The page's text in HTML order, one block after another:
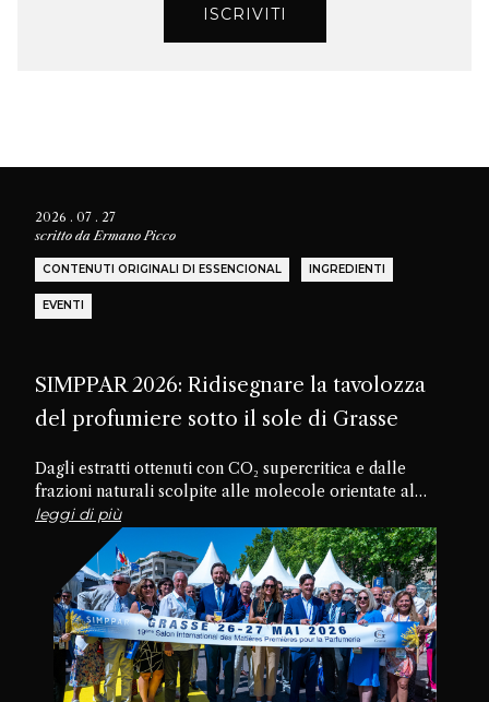
ISCRIVITI
2026 . 07 . 27
scritto daErmano Picco
CONTENUTI ORIGINALI DI ESSENCIONAL INGREDIENTI
EVENTI
SIMPPAR 2026: Ridisegnare la tavolozza
del profumiere sotto il sole di Grasse
Dagli estratti ottenuti con CO₂ supercritica e dalle
frazioni naturali scolpite alle molecole orientate al
futuro, passando per materiali dimenticati e texture
commestibili, la diciannovesima edizione di SIMPPAR ha
rivelato un’industria che sta riscoprendo il potenziale
creativo nascosto all’interno della propria tavolozza.
leggi di più